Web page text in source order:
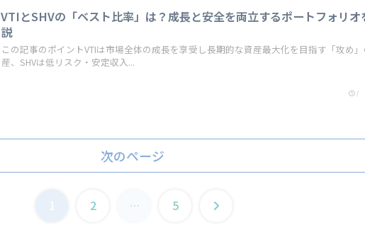
VTIとSHVの「ベスト比率」は？成長と安全を両立するポートフォリオ
説
この記事のポイントVTIは市場全体の成長を享受し長期的な資産最大化を目指す「攻め
産、SHVは低リスク・安定収入...
/
次のページ
2 … 5
次